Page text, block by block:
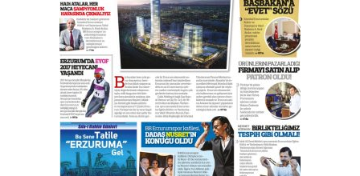
Ahmet Gökhan YAZICI
Ahmed Yesevi’den bir Alperen…
”Reisimiz” idi… Hakka yürüdü.!
26 Mart 2026 Perşembe
Cem Bakırcı
Ardında bıraktığı hatıralarıyla
gönül adamı Faruk Terzioğlu!
13 Mayıs 2026 Çarşamba
Esat BİNDESEN